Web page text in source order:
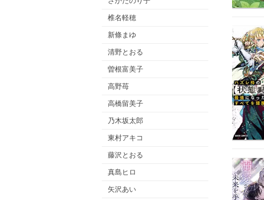
椎名軽穂
新條まゆ
清野とおる
曽根富美子
高野苺
高橋留美子
乃木坂太郎
東村アキコ
藤沢とおる
真島ヒロ
矢沢あい